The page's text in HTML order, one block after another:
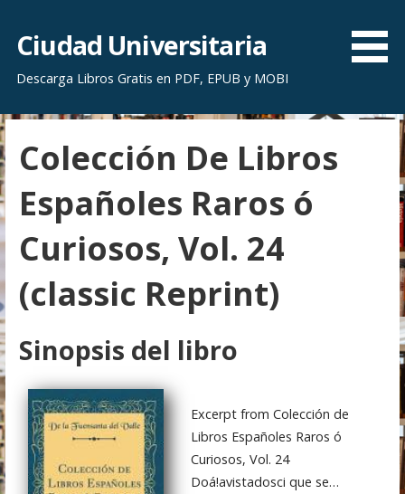
r
a
l
c
o
n
e
n
i
d
o
Ciudad Universitaria
Descarga Libros Gratis en PDF, EPUB y MOBI
Colección De Libros
Españoles Raros ó
Curiosos, Vol. 24
(classic Reprint)
Sinopsis del libro
Excerpt from Colección de
Libros Españoles Raros ó
Curiosos, Vol. 24
Doá!avistadosci que se…